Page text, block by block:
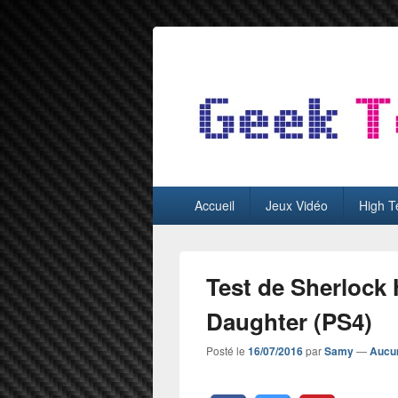
GeekTest
principalAccueil Jeux Vidéo High
Test de Sherlock
Daughter (PS4)
Posté le 16/07/2016parSamy—